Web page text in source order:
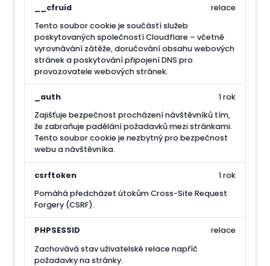
__cfruid
Tento soubor cookie je součástí služeb
poskytovaných společností Cloudflare – včetně
vyrovnávání zátěže, doručování obsahu webových
stránek a poskytování připojení DNS pro
provozovatele webových stránek.
relace
_auth
Zajišťuje bezpečnost procházení návštěvníků tím,
že zabraňuje padělání požadavků mezi stránkami.
Tento soubor cookie je nezbytný pro bezpečnost
webu a návštěvníka.
1 rok
csrftoken
Pomáhá předcházet útokům Cross-Site Request
Forgery (CSRF).
1 rok
PHPSESSID
Zachovává stav uživatelské relace napříč
požadavky na stránky.
relace